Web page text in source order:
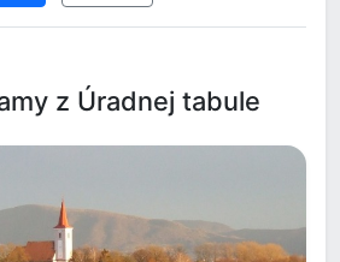
z Úradnej tabule